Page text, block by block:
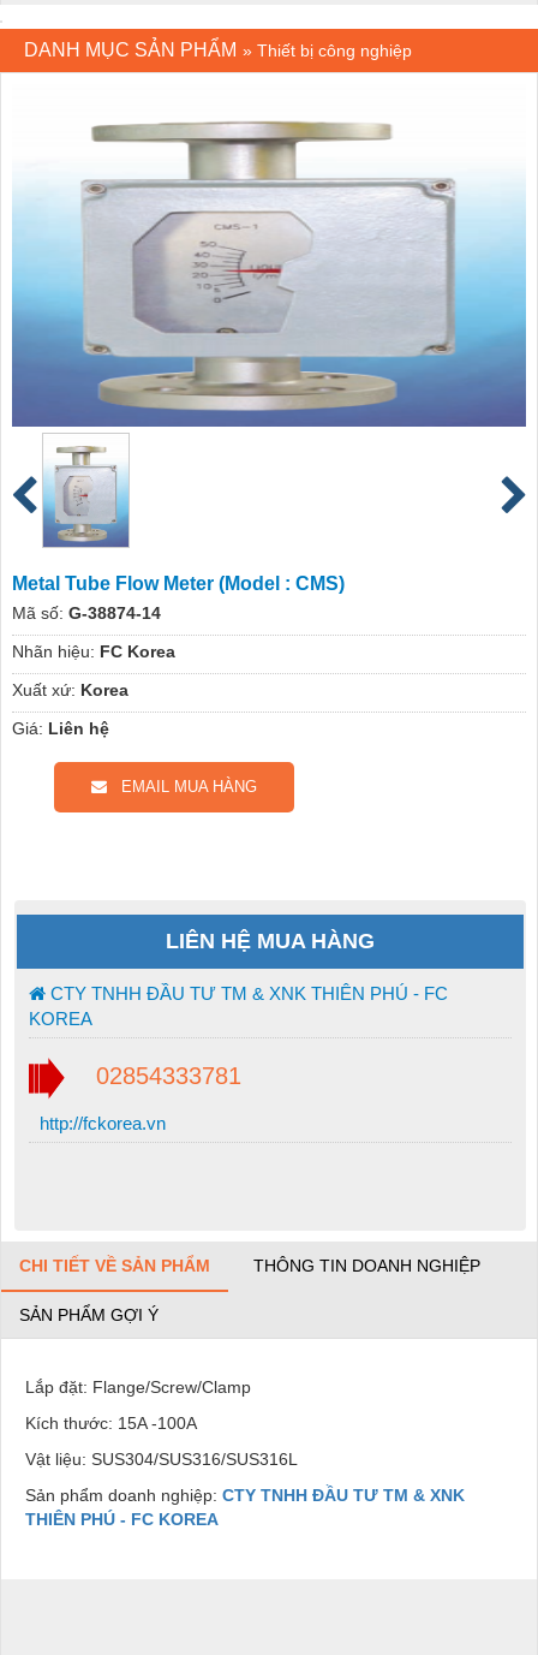
DANH MỤC SẢN PHẨM » Thiết bị công nghiệp
Metal Tube Flow Meter (Model : CMS)
Mã số: G-38874-14
Nhãn hiệu: FC Korea
Xuất xứ: Korea
Giá: Liên hệ
EMAIL MUA HÀNG
LIÊN HỆ MUA HÀNG
CTY TNHH ĐẦU TƯ TM & XNK THIÊN PHÚ - FC
KOREA
02854333781
http://fckorea.vn
CHI TIẾT VỀ SẢN PHẨM THÔNG TIN DOANH NGHIỆP
SẢN PHẨM GỢI Ý
Lắp đặt: Flange/Screw/Clamp
Kích thước: 15A -100A
Vật liệu: SUS304/SUS316/SUS316L
Sản phẩm doanh nghiệp: CTY TNHH ĐẦU TƯ TM & XNK
THIÊN PHÚ - FC KOREA